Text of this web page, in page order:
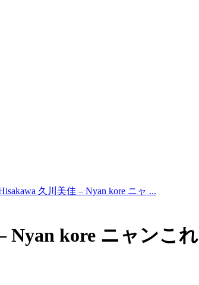
久川美佳 – Nyan kore ニャ ...
Nyan kore ニャンこれ